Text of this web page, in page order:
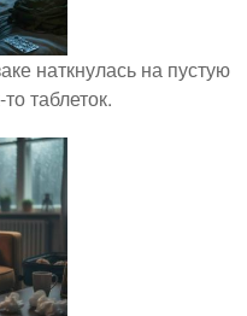
наткнулась на пустую
таблеток.